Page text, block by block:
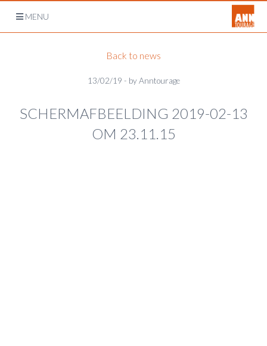
Open
MENU
Back to news
13/02/19 - by Anntourage
SCHERMAFBEELDING 2019-02-13
OM 23.11.15